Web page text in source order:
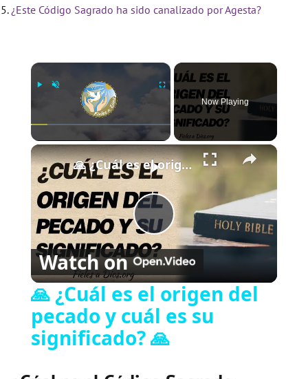
¿Este Código Sagrado ha sido canalizado por Agesta?
×
Play Unmute Fullscreen
Now Playing
×
P
l
🙏 ¿Cuál es el origen del pecado y cuál es su significado? 🙏
Watch on
🙏 ¿Cuál es el origen del
pecado y cuál es su
significado? 🙏